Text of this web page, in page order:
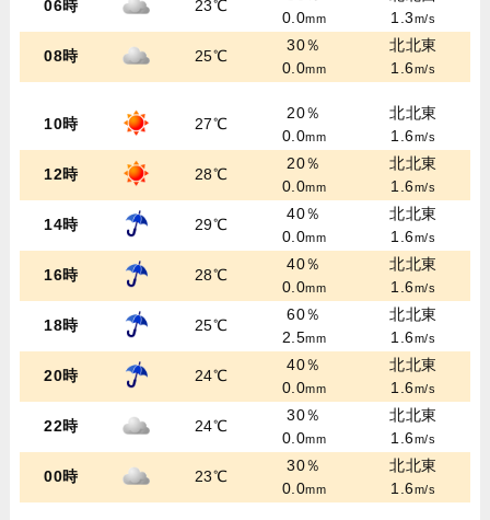
06時 23℃
0.0mm
1.3m/s
08時 25℃
30％
0.0mm
北北東
1.6m/s
10時 27℃
20％
0.0mm
北北東
1.6m/s
12時 28℃
20％
0.0mm
北北東
1.6m/s
14時 29℃
40％
0.0mm
北北東
1.6m/s
16時 28℃
40％
0.0mm
北北東
1.6m/s
18時 25℃
60％
2.5mm
北北東
1.6m/s
20時 24℃
40％
0.0mm
北北東
1.6m/s
22時 24℃
30％
0.0mm
北北東
1.6m/s
00時 23℃
30％
0.0mm
北北東
1.6m/s